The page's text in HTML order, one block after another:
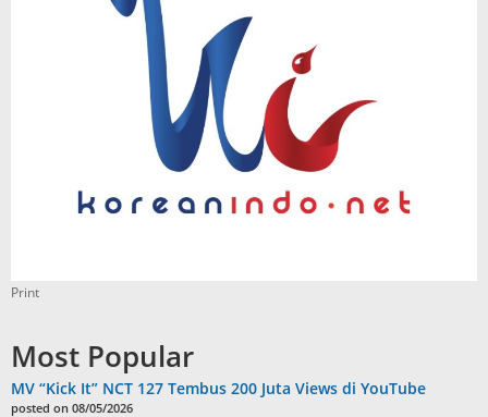
Print
Most Popular
MV “Kick It” NCT 127 Tembus 200 Juta Views di YouTube
posted on 08/05/2026